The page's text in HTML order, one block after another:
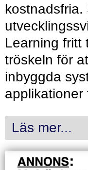
kostnadsfria.
Learning fritt
tröskeln för
inbyggda
applikationer
Läs mer...